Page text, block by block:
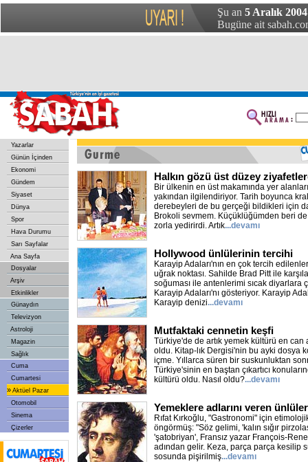
Şu an 5 Aralık
Bugüne ait
Yazarlar
Günün İçinden
Ekonomi
Gündem
Siyaset
Dünya
Spor
Hava Durumu
Sarı Sayfalar
Ana Sayfa
Dosyalar
Arşiv
Etkinlikler
Günaydın
Televizyon
Astroloji
Magazin
Sağlık
Cuma
Cumartesi
» Aktüel Pazar
Otomobil
Sinema
Çizerler
Halkın gözü üst düzey
Bir ülkenin en üst makamında yer
yakından ilgilendiriyor. Tarih boyunca
derebeyleri de bu gerçeği bildikleri için
Brokoli sevmem. Küçüklüğümden beri
zorla yedirirdi. Artık...devamı
Hollywood ünlülerinin tercihi
Karayip Adaları'nın en çok tercih
uğrak noktası. Sahilde Brad Pitt ile
soğuması ile antenlerimi sıcak diyarlara
Karayip Adaları'nı gösteriyor. Karayip
Karayip denizi...devamı
Mutfaktaki cennetin keşfi
Türkiye'de de artık yemek kültürü en can
oldu. Kitap-lık Dergisi'nin bu ayki dosya
içme. Yıllarca süren bir suskunluktan
Türkiye'sinin en baştan çıkartıcı
kültürü oldu. Nasıl oldu?...devamı
Yemeklere adlarını veren ünlüler
Rıfat Kırkoğlu, "Gastronomi" için
öngörmüş: "Söz gelimi, 'kalın sığır
'şatobriyan', Fransız yazar François-
adından gelir. Keza, parça parça kesilip
sosunda pişirilmiş...devamı